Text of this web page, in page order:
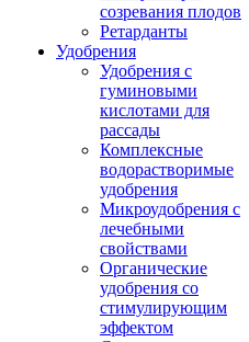
созревания плодов
Ретарданты
Удобрения
Удобрения с
гуминовыми
кислотами для
рассады
Комплексные
водорастворимые
удобрения
Микроудобрения с
лечебными
свойствами
Органические
удобрения со
стимулирующим
эффектом